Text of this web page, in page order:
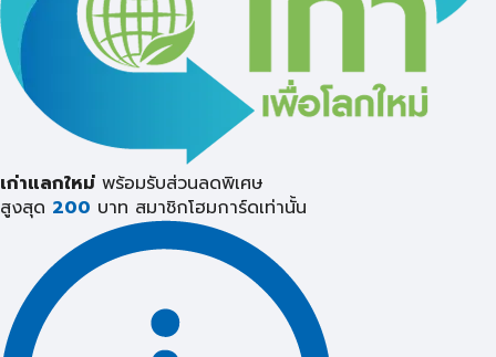
เก่าแลกใหม่ พร้อมรับส่วนลดพิเศษ
สูงสุด 200 บาท สมาชิกโฮมการ์ดเท่านั้น